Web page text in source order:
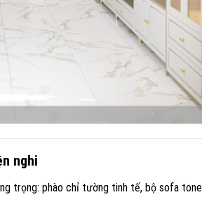
nghi
trọng: phào chỉ tường tinh tế, bộ sofa tone